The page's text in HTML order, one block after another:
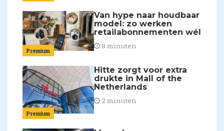
Premium
Van hype naar houdbaar
model: zo werken
retailabonnementen wél
8 minuten
Premium
Hitte zorgt voor extra
drukte in Mall of the
Netherlands
2 minuten